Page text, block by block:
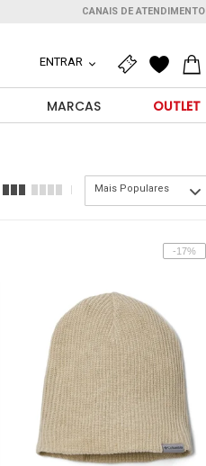
CANAIS DE ATENDIMENTO
ENTRAR
MARCAS OUTLET
Mais Populares
-17%